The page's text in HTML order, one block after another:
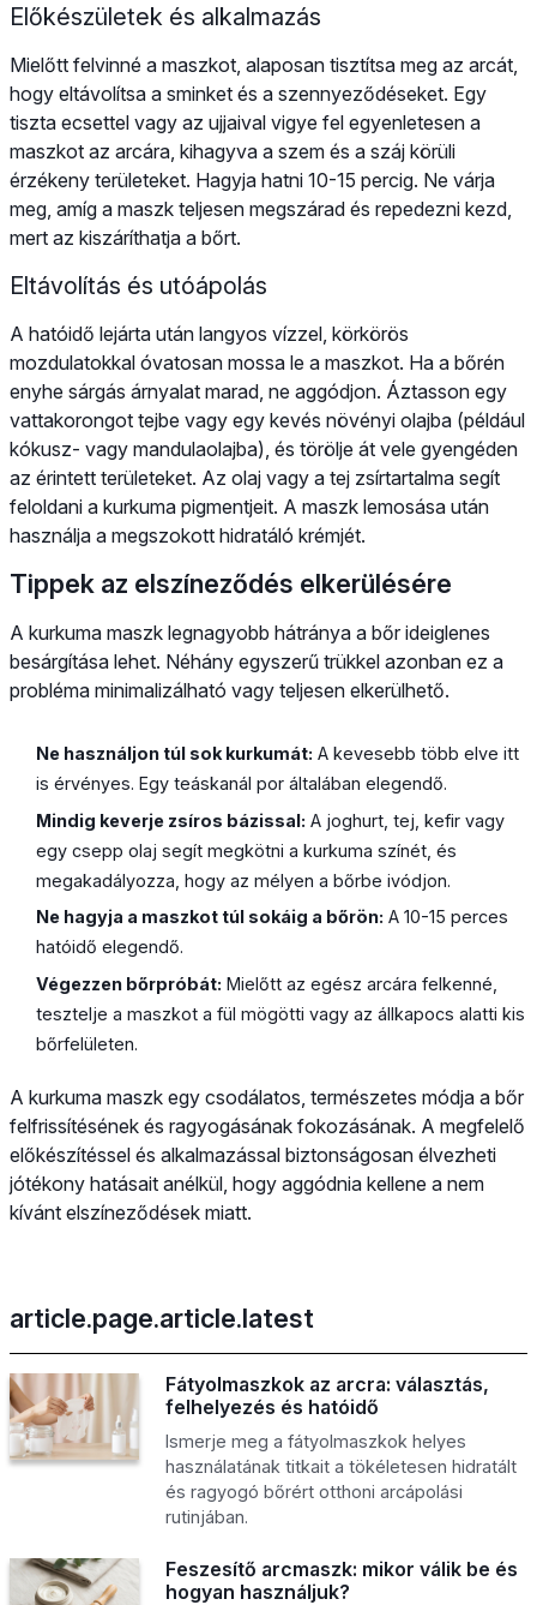
Előkészületek és alkalmazás
Mielőtt felvinné a maszkot, alaposan tisztítsa meg az arcát,
hogy eltávolítsa a sminket és a szennyeződéseket. Egy
tiszta ecsettel vagy az ujjaival vigye fel egyenletesen a
maszkot az arcára, kihagyva a szem és a száj körüli
érzékeny területeket. Hagyja hatni 10-15 percig. Ne várja
meg, amíg a maszk teljesen megszárad és repedezni kezd,
mert az kiszáríthatja a bőrt.
Eltávolítás és utóápolás
A hatóidő lejárta után langyos vízzel, körkörös
mozdulatokkal óvatosan mossa le a maszkot. Ha a bőrén
enyhe sárgás árnyalat marad, ne aggódjon. Áztasson egy
vattakorongot tejbe vagy egy kevés növényi olajba (például
kókusz- vagy mandulaolajba), és törölje át vele gyengéden
az érintett területeket. Az olaj vagy a tej zsírtartalma segít
feloldani a kurkuma pigmentjeit. A maszk lemosása után
használja a megszokott hidratáló krémjét.
Tippek az elszíneződés elkerülésére
A kurkuma maszk legnagyobb hátránya a bőr ideiglenes
besárgítása lehet. Néhány egyszerű trükkel azonban ez a
probléma minimalizálható vagy teljesen elkerülhető.
Ne használjon túl sok kurkumát: A kevesebb több elve itt
is érvényes. Egy teáskanál por általában elegendő.
Mindig keverje zsíros bázissal: A joghurt, tej, kefir vagy
egy csepp olaj segít megkötni a kurkuma színét, és
megakadályozza, hogy az mélyen a bőrbe ivódjon.
Ne hagyja a maszkot túl sokáig a bőrön: A 10-15 perces
hatóidő elegendő.
Végezzen bőrpróbát: Mielőtt az egész arcára felkenné,
tesztelje a maszkot a fül mögötti vagy az állkapocs alatti kis
bőrfelületen.
A kurkuma maszk egy csodálatos, természetes módja a bőr
felfrissítésének és ragyogásának fokozásának. A megfelelő
előkészítéssel és alkalmazással biztonságosan élvezheti
jótékony hatásait anélkül, hogy aggódnia kellene a nem
kívánt elszíneződések miatt.
article.page.article.latest
Fátyolmaszkok az arcra: választás,
felhelyezés és hatóidő
Ismerje meg a fátyolmaszkok helyes
használatának titkait a tökéletesen hidratált
és ragyogó bőrért otthoni arcápolási
rutinjában.
Feszesítő arcmaszk: mikor válik be és
hogyan használjuk?